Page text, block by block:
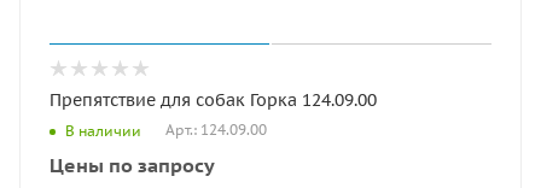
Препятствие для собак Горка 124.09.00
В наличии Арт.: 124.09.00
Цены по запросу